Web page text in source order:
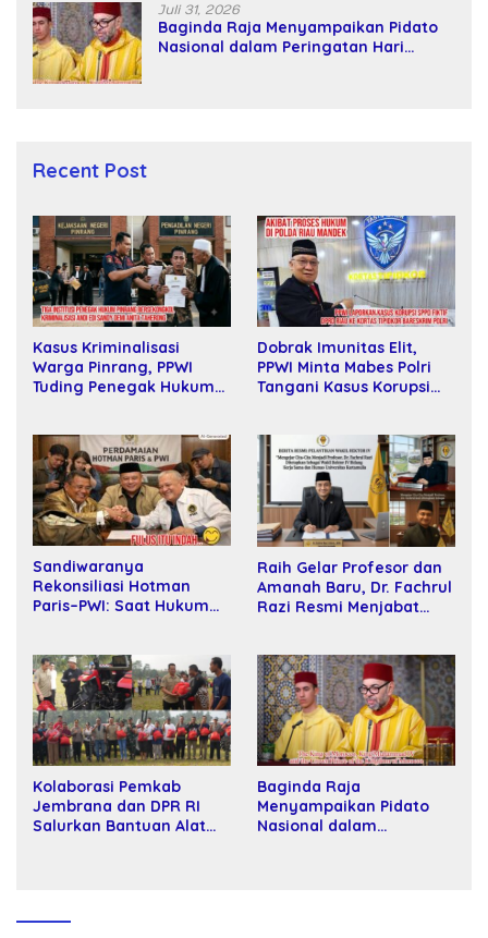
Juli 31, 2026
Baginda Raja Menyampaikan Pidato
Nasional dalam Peringatan Hari
Recent Post
Kasus Kriminalisasi
Warga Pinrang, PPWI
Tuding Penegak Hukum
Dobrak Imunitas Elit,
PPWI Minta Mabes Polri
Tangani Kasus Korupsi
Sandiwaranya
Rekonsiliasi Hotman
Paris–PWI: Saat Hukum
Raih Gelar Profesor dan
Amanah Baru, Dr. Fachrul
Razi Resmi Menjabat
Kolaborasi Pemkab
Jembrana dan DPR RI
Salurkan Bantuan Alat
Baginda Raja
Menyampaikan Pidato
Nasional dalam